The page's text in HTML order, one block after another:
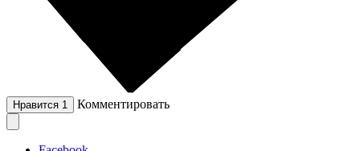
Нравится 1 Комментировать